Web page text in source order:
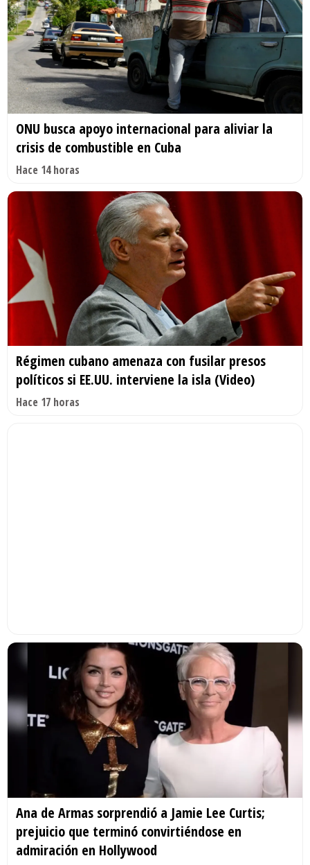
ONU busca apoyo internacional para aliviar la
crisis de combustible en Cuba
Hace 14 horas
Régimen cubano amenaza con fusilar presos
políticos si EE.UU. interviene la isla (Video)
Hace 17 horas
Ana de Armas sorprendió a Jamie Lee Curtis;
prejuicio que terminó convirtiéndose en
admiración en Hollywood